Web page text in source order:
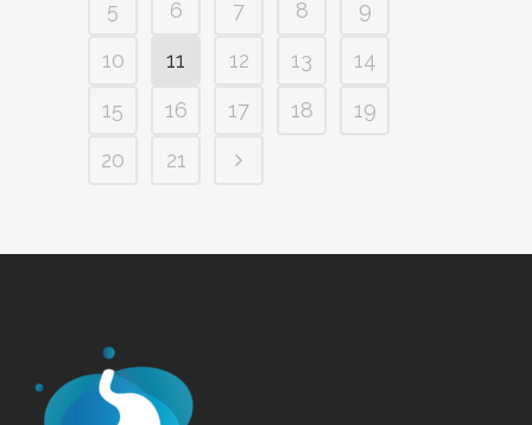
5
6 7 8
9
10
11 12 13
14
15
16 17 18
19
20
21